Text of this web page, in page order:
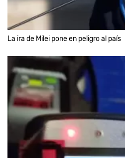
La ira de Milei pone en peligro al país